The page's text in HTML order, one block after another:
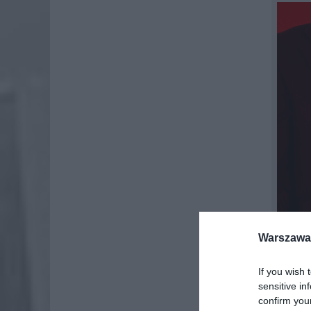
If you wish
sensitive
confirm